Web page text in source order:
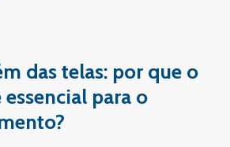
das telas: por que o
para o